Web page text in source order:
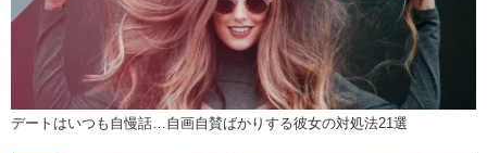
デートはいつも自慢話…自画自賛ばかりする彼女の対処法21選